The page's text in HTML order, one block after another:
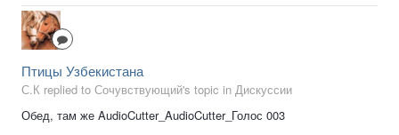
Птицы Узбекистана
С.К replied to Сочувствующий's topic in Дискуссии
Обед, там же AudioCutter_AudioCutter_Голос 003